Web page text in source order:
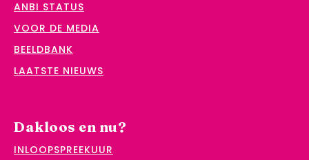
ANBI STATUS
VOOR DE MEDIA
BEELDBANK
LAATSTE NIEUWS
Dakloos en nu?
INLOOPSPREEKUUR